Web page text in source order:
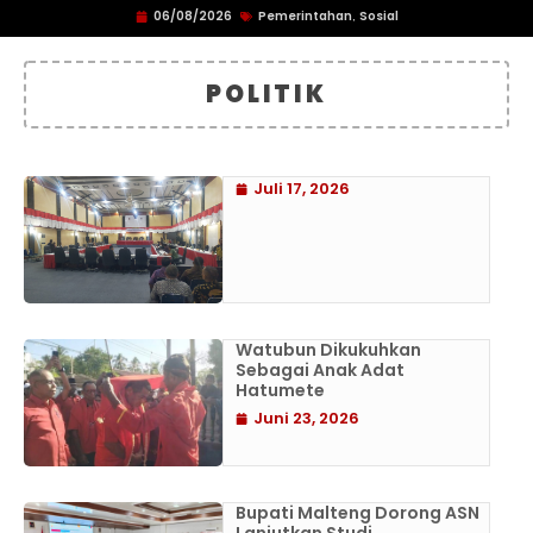
06/08/2026 Pemerintahan, Sosial
POLITIK
Juli 17, 2026
Watubun Dikukuhkan
Sebagai Anak Adat
Hatumete
Juni 23, 2026
Bupati Malteng Dorong ASN